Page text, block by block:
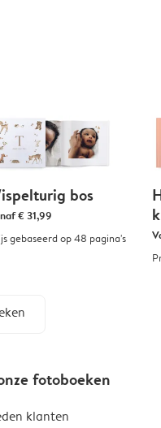
bos
€ 31,99
gebaseerd op 48 pagina's
fotoboeken
klanten